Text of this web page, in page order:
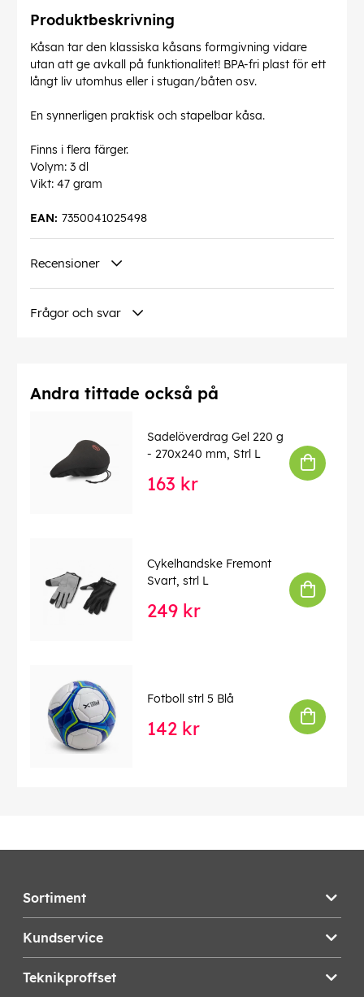
Produktbeskrivning
Kåsan tar den klassiska kåsans formgivning vidare
utan att ge avkall på funktionalitet! BPA-fri plast för ett
långt liv utomhus eller i stugan/båten osv.
En synnerligen praktisk och stapelbar kåsa.
Finns i flera färger.
Volym: 3 dl
Vikt: 47 gram
7350041025498
EAN:
Recensioner
Frågor och svar
Andra tittade också på
Sadelöverdrag Gel 220 g
- 270x240 mm, Strl L
163 kr
Cykelhandske Fremont
Svart, strl L
249 kr
Fotboll strl 5 Blå
142 kr
Sortiment
Kundservice
Teknikproffset